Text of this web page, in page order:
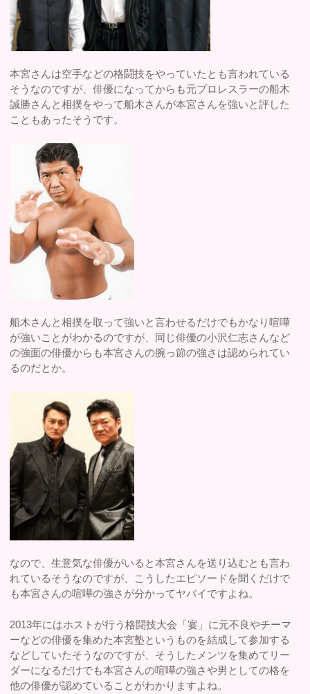
本宮さんは空手などの格闘技をやっていたとも言われている
そうなのですが、俳優になってからも元プロレスラーの船木
誠勝さんと相撲をやって船木さんが本宮さんを強いと評した
こともあったそうです。
船木さんと相撲を取って強いと言わせるだけでもかなり喧嘩
が強いことがわかるのですが、同じ俳優の小沢仁志さんなど
の強面の俳優からも本宮さんの腕っ節の強さは認められてい
るのだとか。
なので、生意気な俳優がいると本宮さんを送り込むとも言わ
れているそうなのですが、こうしたエピソードを聞くだけで
も本宮さんの喧嘩の強さが分かってヤバイですよね。
2013年にはホストが行う格闘技大会「宴」に元不良やチーマ
ーなどの俳優を集めた本宮塾というものを結成して参加する
などしていたそうなのですが、そうしたメンツを集めてリー
ダーになるだけでも本宮さんの喧嘩の強さや男としての格を
他の俳優が認めていることがわかりますよね。